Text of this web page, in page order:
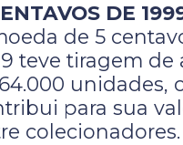
DE
de 5
teve tiragem de
unidades,
para sua
colecionadores.